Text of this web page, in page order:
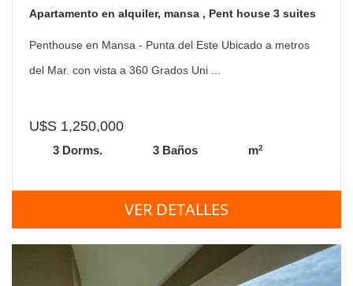
Apartamento en alquiler, mansa , Pent house 3 suites
matrimoniales
Penthouse en Mansa - Punta del Este Ubicado a metros
del Mar. con vista a 360 Grados Uni ...
U$S 1,250,000
3 Dorms. 3 Baños m2
VER DETALLES